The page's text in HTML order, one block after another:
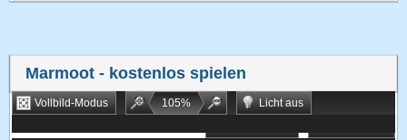
Marmoot - kostenlos spielen
Vollbild-Modus 105%
Licht aus